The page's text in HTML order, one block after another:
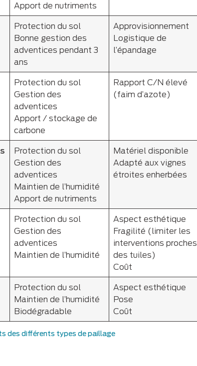
Apport de nutriments
Protection du sol
Bonne gestion des
adventices pendant 3
ans
Approvisionnement
Logistique de
l’épandage
Protection du sol
Gestion des
adventices
Apport / stockage de
carbone
Rapport C/N élevé
(faim d’azote)
Protection du sol
Gestion des
adventices
Maintien de l’humidité
Apport de nutriments
Matériel disponible
Adapté aux vignes
étroites enherbées
Protection du sol
Gestion des
adventices
Maintien de l’humidité
Aspect esthétique
Fragilité (limiter les
interventions proches
des tuiles)
Coût
Protection du sol
Maintien de l’humidité
Biodégradable
Aspect esthétique
Pose
Coût
des différents types de paillage